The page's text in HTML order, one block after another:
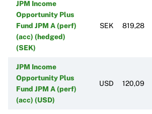
JPM Income
Opportunity Plus
Fund JPM A (perf)
(acc) (hedged)
(SEK)
SEK 819,28
JPM Income
Opportunity Plus
Fund JPM A (perf)
(acc) (USD)
USD 120,09